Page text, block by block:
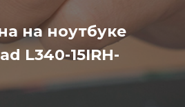
на ноутбуке
L340-15IRH-